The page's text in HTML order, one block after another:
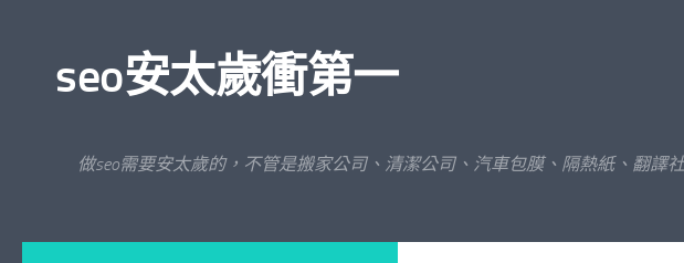
seo安太歲衝第一
做seo需要安太歲的，不管是搬家公司、清潔公司、汽車包膜、隔熱紙、翻